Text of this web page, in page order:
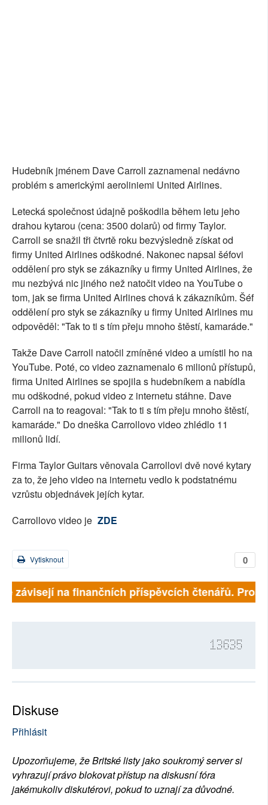
Hudebník jménem Dave Carroll zaznamenal nedávno
problém s americkými aeroliniemi United Airlines.
Letecká společnost údajně poškodila během letu jeho
drahou kytarou (cena: 3500 dolarů) od firmy Taylor.
Carroll se snažil tři čtvrtě roku bezvýsledně získat od
firmy United Airlines odškodné. Nakonec napsal šéfovi
oddělení pro styk se zákazníky u firmy United Airlines, že
mu nezbývá nic jiného než natočit video na YouTube o
tom, jak se firma United Airlines chová k zákazníkům. Šéf
oddělení pro styk se zákazníky u firmy United Airlines mu
odpověděl: "Tak to ti s tím přeju mnoho štěstí, kamaráde."
Takže Dave Carroll natočil zmíněné video a umístil ho na
YouTube. Poté, co video zaznamenalo 6 milionů přístupů,
firma United Airlines se spojila s hudebníkem a nabídla
mu odškodné, pokud video z internetu stáhne. Dave
Carroll na to reagoval: "Tak to ti s tím přeju mnoho štěstí,
kamaráde." Do dneška Carrollovo video zhlédlo 11
milionů lidí.
Firma Taylor Guitars věnovala Carrollovi dvě nové kytary
za to, že jeho video na internetu vedlo k podstatnému
vzrůstu objednávek jejích kytar.
Carrollovo video je ZDE
0
Vytisknout
závisejí na finančních příspěvcích čtenářů.
13635
Diskuse
Přihlásit
Upozorňujeme, že Britské listy jako soukromý server si
vyhrazují právo blokovat přístup na diskusní fóra
jakémukoliv diskutérovi, pokud to uznají za důvodné.